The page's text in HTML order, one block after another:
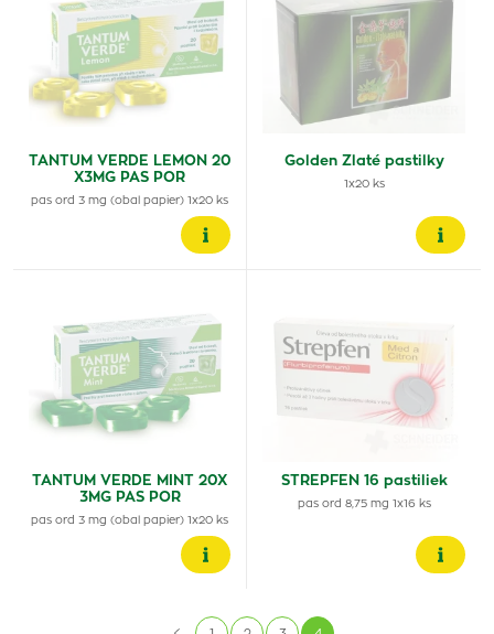
TANTUM VERDE LEMON 20
X3MG PAS POR
pas ord 3 mg (obal papier) 1x20 ks
Golden Zlaté pastilky
1x20 ks
TANTUM VERDE MINT 20X
3MG PAS POR
pas ord 3 mg (obal papier) 1x20 ks
STREPFEN 16 pastiliek
pas ord 8,75 mg 1x16 ks